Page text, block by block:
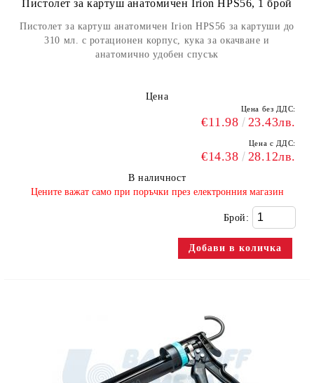
Пистолет за картуш анатомичен Irion HPS56, 1 брой
Пистолет за картуш анатомичен Irion HPS56 за картуши до
310 мл. с ротационен корпус, кука за окачване и
анатомично удобен спусък
Цена
Цена без ДДС:
€11.98 23.43лв.
Цена с ДДС:
€14.38 28.12лв.
В наличност
​Цените важат само при поръчки през електронния магазин
Брой: